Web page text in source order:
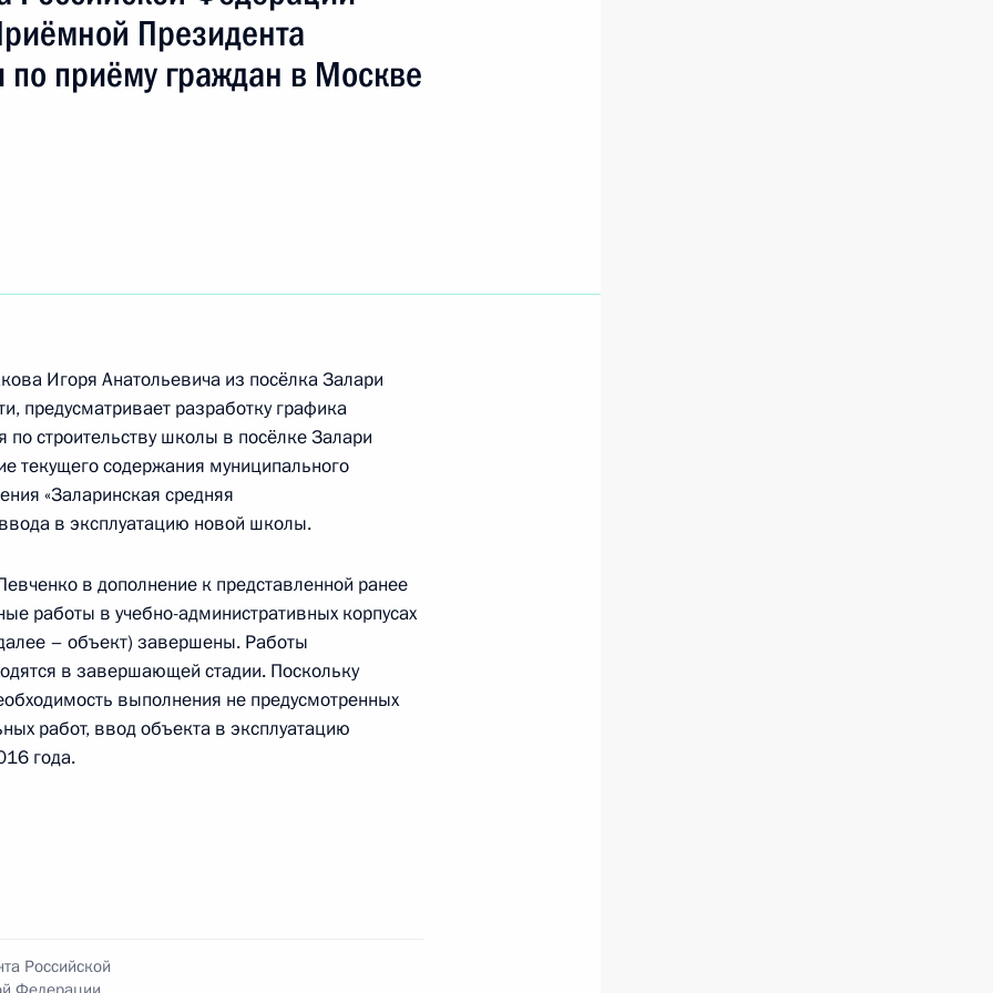
Российской Федерации начальник
району Министерства промышленности
Аймальдинова провела в Приёмной
приёму граждан в Москве личный приём
личного приёма в режиме видео-
Санкт-Петербурга, проведённого
Федерации советником Президента
в Приёмной Президента Российской
4 декабря 2014 года
Президента
приёму граждан в Москве
Игоря Анатольевича из посёлка Залари
предусматривает разработку графика
строительству школы в посёлке Залари
текущего содержания муниципального
«Заларинская средняя
в эксплуатацию новой школы.
в дополнение к представленной ранее
работы в учебно-административных корпусах
– объект) завершены. Работы
в завершающей стадии. Поскольку
выполнения не предусмотренных
работ, ввод объекта в эксплуатацию
года.
Российской